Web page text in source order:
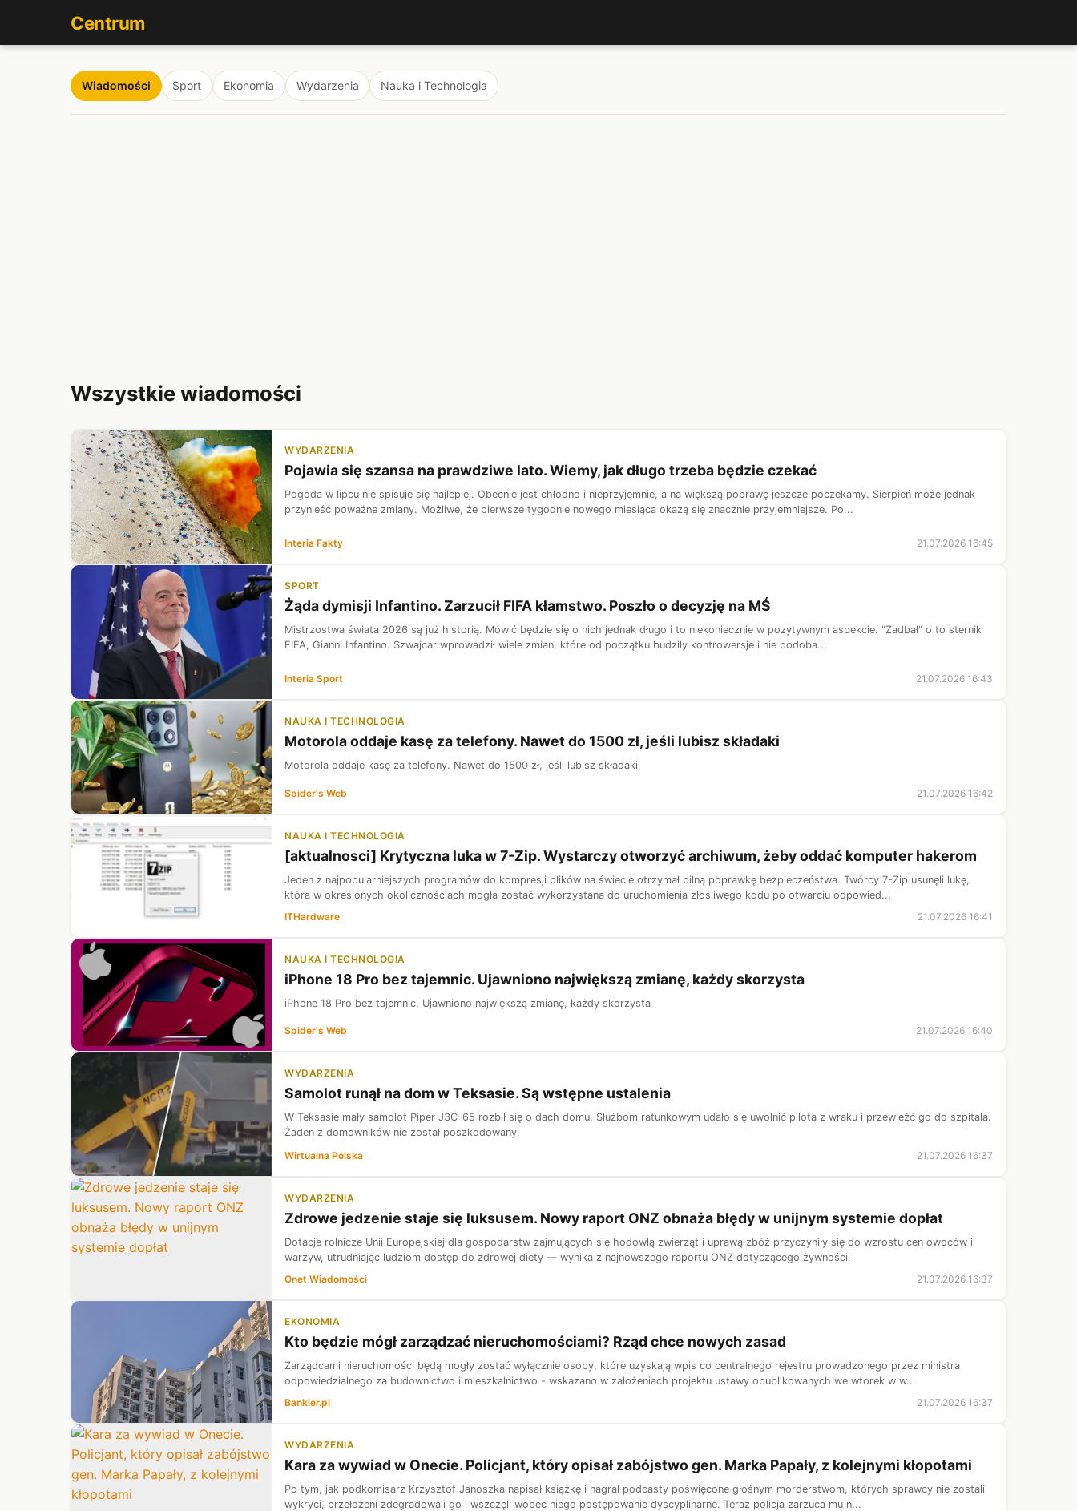
Centrum
Wiadomości Sport Ekonomia Wydarzenia Nauka i Technologia
Wszystkie wiadomości
WYDARZENIA
Pojawia się szansa na prawdziwe lato. Wiemy, jak długo trzeba będzie czekać
Pogoda w lipcu nie spisuje się najlepiej. Obecnie jest chłodno i nieprzyjemnie, a na większą poprawę jeszcze poczekamy. Sierpień może jednak
przynieść poważne zmiany. Możliwe, że pierwsze tygodnie nowego miesiąca okażą się znacznie przyjemniejsze. Po...
Interia Fakty 21.07.2026 16:45
SPORT
Żąda dymisji Infantino. Zarzucił FIFA kłamstwo. Poszło o decyzję na MŚ
Mistrzostwa świata 2026 są już historią. Mówić będzie się o nich jednak długo i to niekoniecznie w pozytywnym aspekcie. "Zadbał" o to sternik
FIFA, Gianni Infantino. Szwajcar wprowadził wiele zmian, które od początku budziły kontrowersje i nie podoba...
Interia Sport 21.07.2026 16:43
NAUKA I TECHNOLOGIA
Motorola oddaje kasę za telefony. Nawet do 1500 zł, jeśli lubisz składaki
Motorola oddaje kasę za telefony. Nawet do 1500 zł, jeśli lubisz składaki
Spider's Web 21.07.2026 16:42
NAUKA I TECHNOLOGIA
[aktualnosci] Krytyczna luka w 7-Zip. Wystarczy otworzyć archiwum, żeby oddać komputer hakerom
Jeden z najpopularniejszych programów do kompresji plików na świecie otrzymał pilną poprawkę bezpieczeństwa. Twórcy 7-Zip usunęli lukę,
która w określonych okolicznościach mogła zostać wykorzystana do uruchomienia złośliwego kodu po otwarciu odpowied...
ITHardware
21.07.2026 16:41
NAUKA I TECHNOLOGIA
iPhone 18 Pro bez tajemnic. Ujawniono największą zmianę, każdy skorzysta
iPhone 18 Pro bez tajemnic. Ujawniono największą zmianę, każdy skorzysta
Spider's Web 21.07.2026 16:40
WYDARZENIA
Samolot runął na dom w Teksasie. Są wstępne ustalenia
W Teksasie mały samolot Piper J3C-65 rozbił się o dach domu. Służbom ratunkowym udało się uwolnić pilota z wraku i przewieźć go do szpitala.
Żaden z domowników nie został poszkodowany.
Wirtualna Polska
21.07.2026 16:37
WYDARZENIA
Zdrowe jedzenie staje się luksusem. Nowy raport ONZ obnaża błędy w unijnym systemie dopłat
Dotacje rolnicze Unii Europejskiej dla gospodarstw zajmujących się hodowlą zwierząt i uprawą zbóż przyczyniły się do wzrostu cen owoców i
warzyw, utrudniając ludziom dostęp do zdrowej diety — wynika z najnowszego raportu ONZ dotyczącego żywności.
Onet Wiadomości
21.07.2026 16:37
EKONOMIA
Kto będzie mógł zarządzać nieruchomościami? Rząd chce nowych zasad
Zarządcami nieruchomości będą mogły zostać wyłącznie osoby, które uzyskają wpis co centralnego rejestru prowadzonego przez ministra
odpowiedzialnego za budownictwo i mieszkalnictwo - wskazano w założeniach projektu ustawy opublikowanych we wtorek w w...
Bankier.pl
21.07.2026 16:37
WYDARZENIA
Kara za wywiad w Onecie. Policjant, który opisał zabójstwo gen. Marka Papały, z kolejnymi kłopotami
Po tym, jak podkomisarz Krzysztof Janoszka napisał książkę i nagrał podcasty poświęcone głośnym morderstwom, których sprawcy nie zostali
wykryci, przełożeni zdegradowali go i wszczęli wobec niego postępowanie dyscyplinarne. Teraz policja zarzuca mu n...